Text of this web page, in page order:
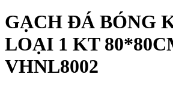
GẠCH ĐÁ BÓNG
LOẠI 1 KT
VHNL8002